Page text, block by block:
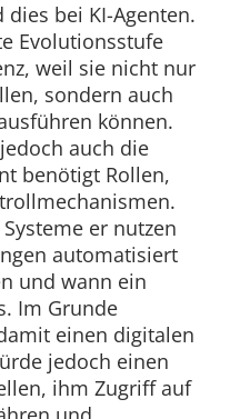
bei KI-Agenten.
Evolutionsstufe
weil sie nicht nur
sondern auch
können.
auch die
benötigt Rollen,
er nutzen
automatisiert
und wann ein
Im Grunde
einen digitalen
jedoch einen
ihm Zugriff auf